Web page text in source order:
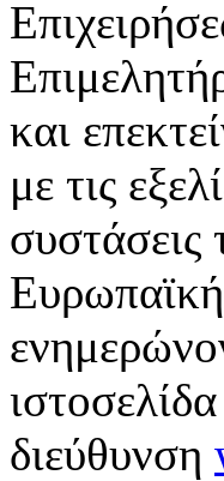
και
με τις
συστάσεις
διεύθυνση